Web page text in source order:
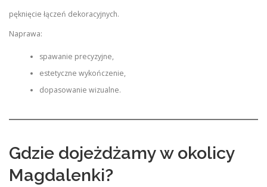
pęknięcie łączeń dekoracyjnych.
Naprawa:
spawanie precyzyjne,
estetyczne wykończenie,
dopasowanie wizualne.
Gdzie dojeżdżamy w okolicy
Magdalenki?